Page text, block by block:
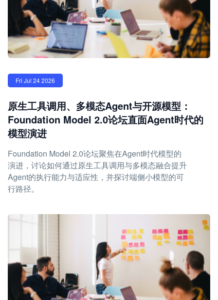
Fri Jul 24 2026
原生工具调用、多模态Agent与开源模型：
Foundation Model 2.0论坛直面Agent时代的
模型演进
Foundation Model 2.0论坛聚焦在Agent时代模型的
演进，讨论如何通过原生工具调用与多模态融合提升
Agent的执行能力与适应性，并探讨端侧小模型的可
行路径。